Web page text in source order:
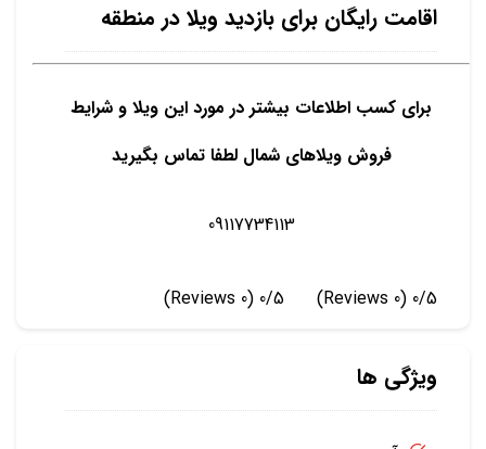
اقامت رایگان برای بازدید ویلا در منطقه
برای کسب اطلاعات بیشتر در مورد این ویلا و شرایط
فروش ویلاهای شمال لطفا تماس بگیرید
09117734113
0/5
(0 Reviews)
0/5
(0 Reviews)
ویژگی ها